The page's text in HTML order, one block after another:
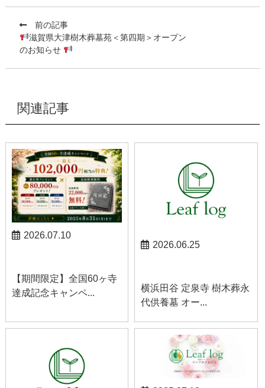
前の記事
滋賀県大津樹木葬墓苑＜第四期＞オープン
のお知らせ
関連記事
2026.07.10
【期間限定】全国60ヶ寺
達成記念キャンペ...
2026.06.25
横浜田谷 定泉寺 樹木葬永
代供養墓 オー...